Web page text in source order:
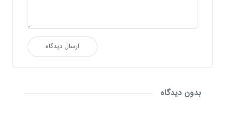
ارسال دیدگاه
بدون دیدگاه